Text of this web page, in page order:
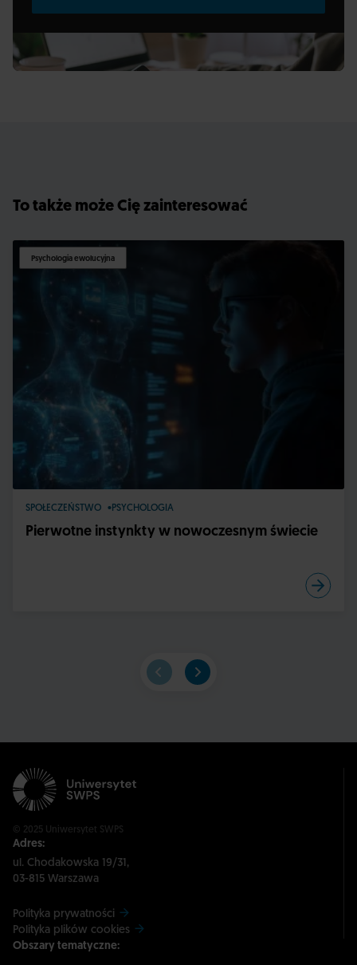
To także może Cię zainteresować
Psychologia ewolucyjna
SPOŁECZEŃSTWO PSYCHOLOGIA
Pierwotne instynkty w nowoczesnym świecie
© 2025 Uniwersytet SWPS
Adres:
ul. Chodakowska 19/31,
03-815 Warszawa
Polityka prywatności
Polityka plików cookies
Obszary tematyczne: